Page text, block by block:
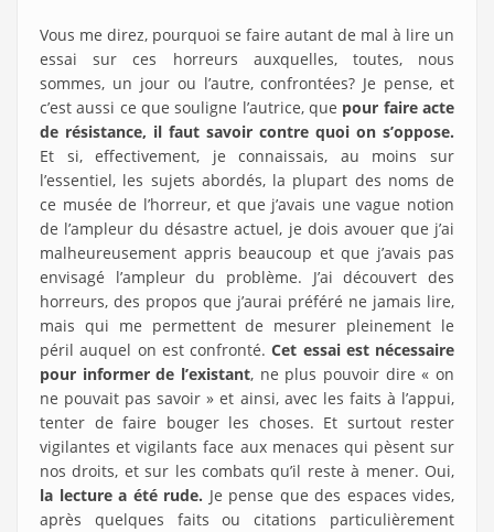
Vous me direz, pourquoi se faire autant de mal à lire un
essai sur ces horreurs auxquelles, toutes, nous
sommes, un jour ou l’autre, confrontées? Je pense, et
c’est aussi ce que souligne l’autrice, que pour faire acte
de résistance, il faut savoir contre quoi on s’oppose.
Et si, effectivement, je connaissais, au moins sur
l’essentiel, les sujets abordés, la plupart des noms de
ce musée de l’horreur, et que j’avais une vague notion
de l’ampleur du désastre actuel, je dois avouer que j’ai
malheureusement appris beaucoup et que j’avais pas
envisagé l’ampleur du problème. J’ai découvert des
horreurs, des propos que j’aurai préféré ne jamais lire,
mais qui me permettent de mesurer pleinement le
péril auquel on est confronté.Cet essai est nécessaire
pour informer de l’existant, ne plus pouvoir dire « on
ne pouvait pas savoir » et ainsi, avec les faits à l’appui,
tenter de faire bouger les choses. Et surtout rester
vigilantes et vigilants face aux menaces qui pèsent sur
nos droits, et sur les combats qu’il reste à mener. Oui,
la lecture a été rude. Je pense que des espaces vides,
après quelques faits ou citations particulièrement